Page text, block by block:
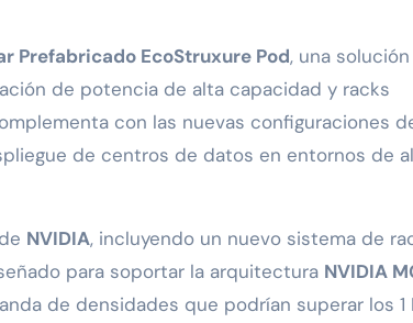
Prefabricado EcoStruxure Pod, una
de potencia de alta capacidad y racks
con las nuevas configuraciones
de centros de datos en entornos de
NVIDIA, incluyendo un nuevo sistema de
para soportar la arquitectura NVIDIA
de densidades que podrían superar los 1